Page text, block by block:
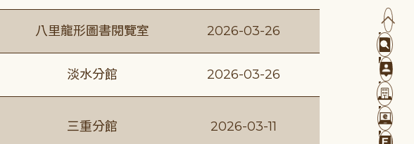
八里龍形圖書閱覽室 2026-03-26
淡水分館 2026-03-26
三重分館 2026-03-11